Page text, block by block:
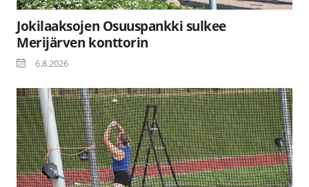
Jokilaaksojen Osuuspankki sulkee
Merijärven konttorin
6.8.2026